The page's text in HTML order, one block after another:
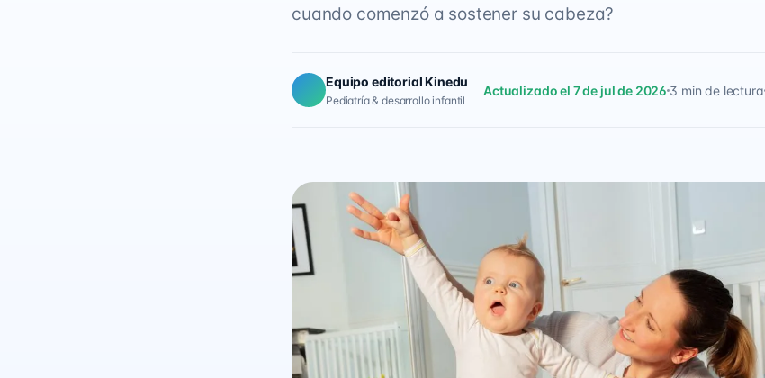
cuando comenzó a sostener su cabeza?
Equipo editorial Kinedu
Pediatría & desarrollo infantil
Actualizado el 7 de jul de 2026 3 min de lectura